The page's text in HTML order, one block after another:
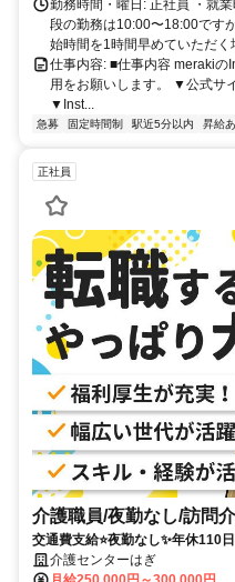
績による） ・交通費支給
勤務時間・曜日: 正社員 ・就
段の勤務は10:00〜18:00です
始時間を1時間早めていただく
仕事内容: ■仕事内容 merakiの
用をお願いします。 ▼公式サ
▼Inst...
急募 固定時間制 駅近5分以内 昇給
正社員
介護職員/夜勤なし/訪問
交通費支給⭐️夜勤なし✨年休110
修支援有✨経験者優遇❗️週休2日⭐️
介護センターはぎ